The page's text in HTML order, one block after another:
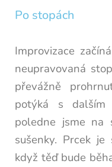
Po stopách
Improvizace
neupravovaná
převážně
potýká s dalším
poledne jsme na
sušenky. Prcek
když těď bude